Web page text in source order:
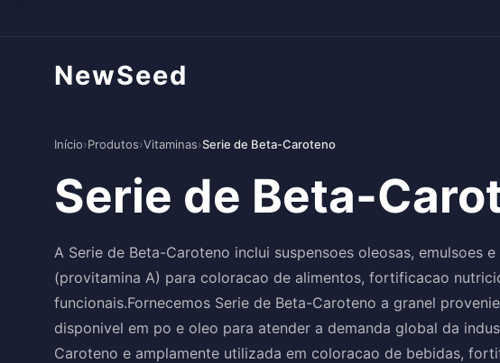
NewSeed
Início›Produtos›Vitaminas›Serie de Beta-Caroteno
Serie de Beta-
A Serie de Beta-Caroteno inclui suspensoes oleosas, emulsoes
(provitamina A) para coloracao de alimentos, fortificacao
funcionais.Fornecemos Serie de Beta-Caroteno a granel
disponivel em po e oleo para atender a demanda global da
Caroteno e amplamente utilizada em coloracao de bebidas,